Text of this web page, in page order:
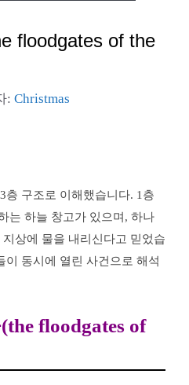
floodgates of the
: Christmas
층 구조로 이해했습니다. 1층
는 하늘 창고가 있으며, 하나
상에 물을 내리신다고 믿었습
이 동시에 열린 사건으로 해석
(the floodgates of